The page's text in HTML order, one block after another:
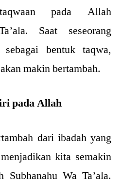
pada Allah
Saat seseorang
bentuk taqwa,
makin bertambah.
pada Allah
dari ibadah yang
kita semakin
Wa Ta’ala.